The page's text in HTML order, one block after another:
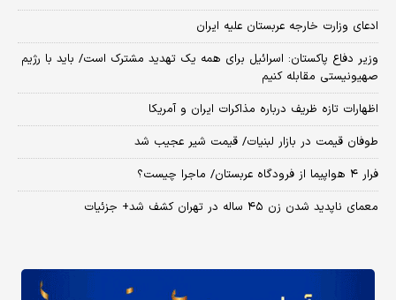
ادعای وزارت خارجه عربستان علیه ایران
وزیر دفاع پاکستان: اسرائیل برای همه یک تهدید مشترک است/ باید با رژیم
صهیونیستی مقابله کنیم
اظهارات تازه ظریف درباره مذاکرات ایران و آمریکا
طوفان قیمت در بازار لبنیات/ قیمت شیر عجیب شد
فرار ۴ هواپیما از فرودگاه عربستان/ ماجرا چیست؟
معمای ناپدید شدن زن ۴۵ ساله در تهران کشف شد+ جزئیات